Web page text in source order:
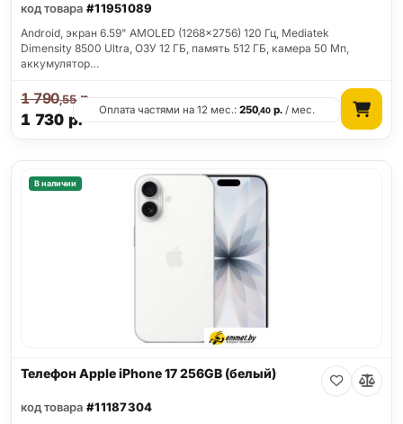
код товара #11951089
Android, экран 6.59" AMOLED (1268x2756) 120 Гц, Mediatek
Dimensity 8500 Ultra, ОЗУ 12 ГБ, память 512 ГБ, камера 50 Мп,
аккумулятор…
1 730 р.
1 790,55р.
Оплата частями на 12 мес.:250,40 р. / мес.
В наличии
Телефон Apple iPhone 17 256GB (белый)
код товара #11187304